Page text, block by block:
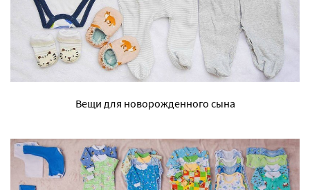
Вещи для новорожденного сына